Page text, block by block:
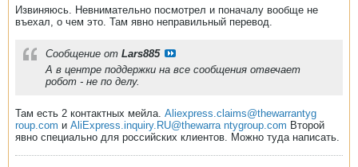
Извиняюсь. Невнимательно посмотрел и поначалу вообще не
въехал, о чем это. Там явно неправильный перевод.
Сообщение от Lars885
А в центре поддержки на все сообщения отвечает
робот - не по делу.
Там есть 2 контактных мейла. Aliexpress.claims@thewarrantyg
roup.com и AliExpress.inquiry.RU@thewarra ntygroup.com Второй
явно специально для российских клиентов. Можно туда написать.